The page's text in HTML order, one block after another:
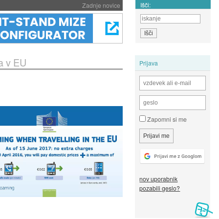
Zadnje novice Išči:
Prijava
Zapomni si me
nov uporabnik
pozabili geslo?
v EU